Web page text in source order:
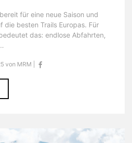
für eine neue Saison und
besten Trails Europas. Für
das: endlose Abfahrten,
von MRM |